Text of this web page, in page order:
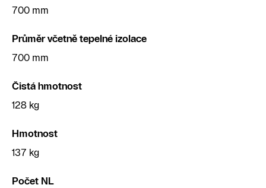
700 mm
Průměr včetně tepelné izolace
700 mm
Čistá hmotnost
128 kg
Hmotnost
137 kg
Počet NL